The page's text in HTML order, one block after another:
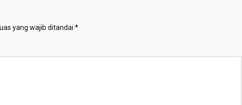
yang wajib ditandai *